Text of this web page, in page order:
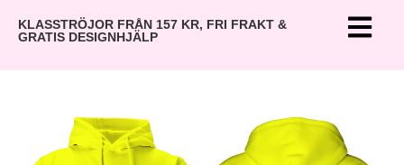
KLASSTRÖJOR FRÅN 157 KR, FRI FRAKT &
GRATIS DESIGNHJÄLP